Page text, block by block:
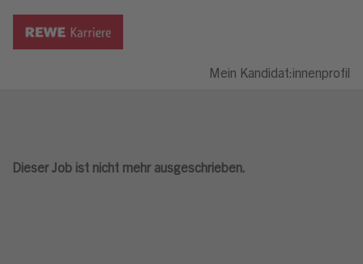
Mein Kandidat:innenprofil
Dieser Job ist nicht mehr ausgeschrieben.